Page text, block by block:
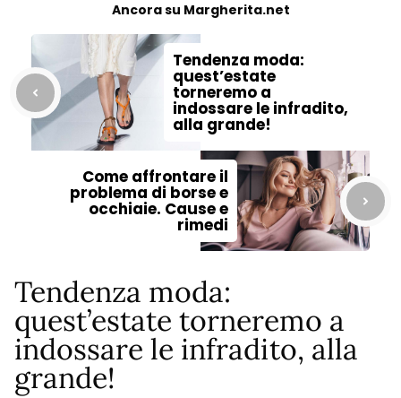
Ancora su Margherita.net
Tendenza moda:
quest’estate
torneremo a
indossare le infradito,
alla grande!
Come affrontare il
problema di borse e
occhiaie. Cause e
rimedi
Tendenza moda:
quest’estate torneremo a
indossare le infradito, alla
grande!